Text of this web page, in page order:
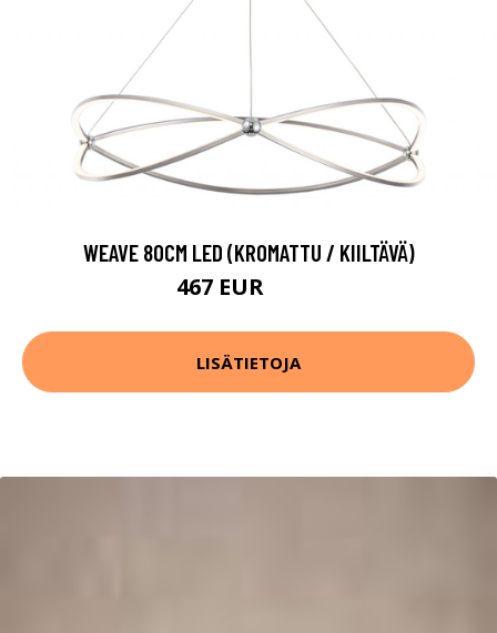
WEAVE 80CM LED (KROMATTU / KIILTÄVÄ)
467 EUR
LISÄTIETOJA